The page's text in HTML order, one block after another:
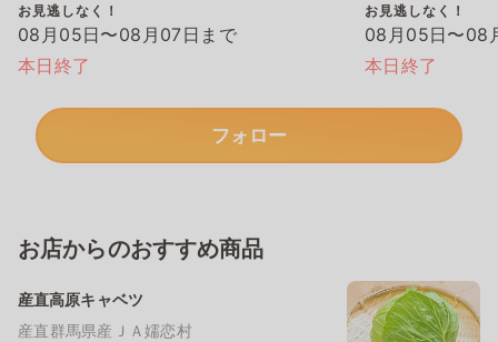
お見逃しなく！
08月05日〜08月07日まで
本日終了
お見逃しなく！
08月05日〜08
本日終了
フォロー
お店からのおすすめ商品
産直高原キャベツ
産直群馬県産ＪＡ嬬恋村